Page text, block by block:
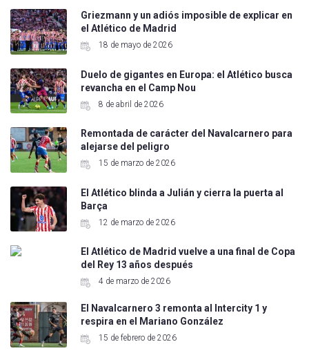
Griezmann y un adiós imposible de explicar en
el Atlético de Madrid
18 de mayo de 2026
Duelo de gigantes en Europa: el Atlético busca
revancha en el Camp Nou
8 de abril de 2026
Remontada de carácter del Navalcarnero para
alejarse del peligro
15 de marzo de 2026
El Atlético blinda a Julián y cierra la puerta al
Barça
12 de marzo de 2026
El Atlético de Madrid vuelve a una final de Copa
del Rey 13 años después
4 de marzo de 2026
El Navalcarnero 3 remonta al Intercity 1 y
respira en el Mariano González
15 de febrero de 2026